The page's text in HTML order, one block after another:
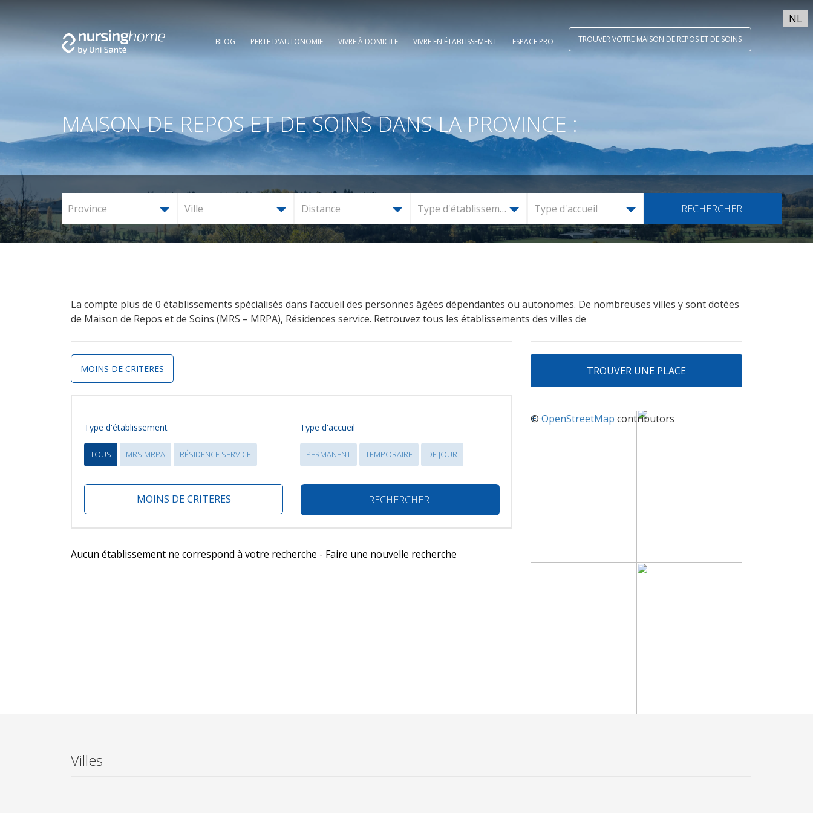
NL
BLOG PERTE D'AUTONOMIE VIVRE À DOMICILE VIVRE EN ÉTABLISSEMENT ESPACE PRO TROUVER VOTRE MAISON DE REPOS ET DE SOINS
MAISON DE REPOS ET DE SOINS DANS LA PROVINCE :
Province Ville Distance Type d'établissement Type d'accueil RECHERCHER
La compte plus de 0 établissements spécialisés dans l’accueil des personnes âgées dépendantes ou autonomes. De nombreuses villes y sont dotées
de Maison de Repos et de Soins (MRS – MRPA), Résidences service. Retrouvez tous les établissements des villes de
MOINS DE CRITERES
Type d'établissement
TOUS MRS MRPA RÉSIDENCE SERVICE
Type d'accueil
PERMANENT TEMPORAIRE DE JOUR
RECHERCHER
MOINS DE CRITERES
Aucun établissement ne correspond à votre recherche - Faire une nouvelle recherche
TROUVER UNE PLACE
+−
©OpenStreetMap contributors
Villes